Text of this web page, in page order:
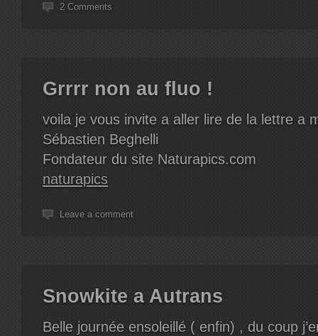
2 Comments
Grrrr non au fluo !
voila je vous invite a aller lire de la lettre a
Sébastien Beghelli
Fondateur du site Naturapics.com
naturapics
Leave a comment
Snowkite a Autrans
Belle journée ensoleillé ( enfin) , du coup